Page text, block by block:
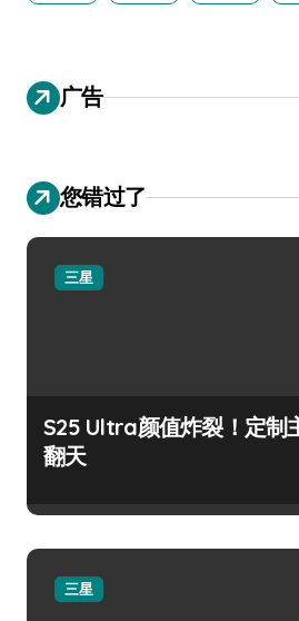
广告
您错过了
三星
S25 Ultra颜值炸裂！定制
翻天
三星